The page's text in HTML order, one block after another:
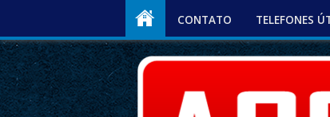
CONTATO TELEFONES